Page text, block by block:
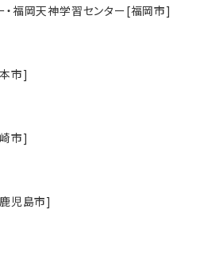
・福岡天神学習センター[福岡市]
市]
市]
児島市]